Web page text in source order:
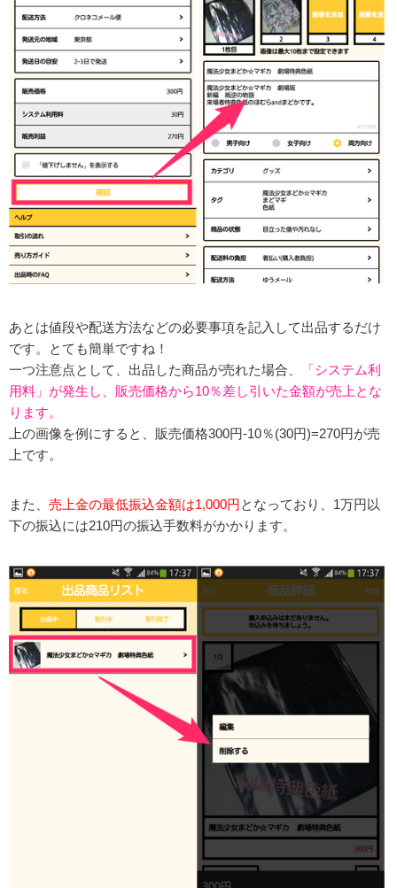
あとは値段や配送方法などの必要事項を記入して出品するだけ
です。とても簡単ですね！
一つ注意点として、出品した商品が売れた場合、
「システム利
用料」が発生し、販売価格から10％差し引いた金額が売上とな
ります。
上の画像を例にすると、販売価格300円-10％(30円)=270円が売
上です。
また、 売上金の最低振込金額は1,000円 となっており、1万円以
下の振込には210円の振込手数料がかかります。